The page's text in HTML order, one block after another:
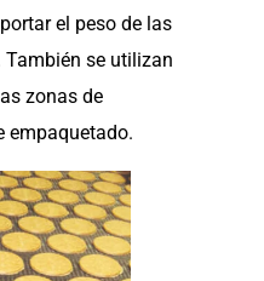
el peso de las
También se utilizan
zonas de
empaquetado.